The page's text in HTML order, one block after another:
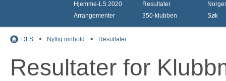
Hjemme-LS 2020
Arrangementer
Resultater
350-klubben
Søk
DFS > Nyttig innhold > Resultater
Resultater for